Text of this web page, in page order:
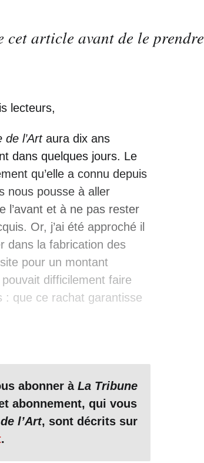
article avant de le prendre
lecteurs,
de l’Artaura dix ans
dans quelques jours. Le
qu’elle a connu depuis
nous pousse à aller
l’avant et à ne pas rester
Or, j’ai été approché il
dans la fabrication des
pour un montant
difficilement faire
: que ce rachat garantisse
abonner à La Tribune
abonnement, qui vous
l’Art, sont décrits sur
.